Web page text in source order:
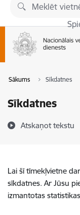
Pāriet uz lapas saturu
Sākums Sīkdatnes
Sīkdatnes
Atskaņot tekstu
Lai šī tīmekļvietne
sīkdatnes. Ar Jūsu
izmantotas